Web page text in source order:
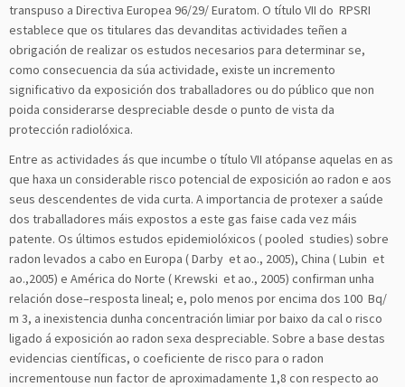
transpuso a Directiva Europea 96/29/ Euratom. O título VII do RPSRI
establece que os titulares das devanditas actividades teñen a
obrigación de realizar os estudos necesarios para determinar se,
como consecuencia da súa actividade, existe un incremento
significativo da exposición dos traballadores ou do público que non
poida considerarse despreciable desde o punto de vista da
protección radiolóxica.
Entre as actividades ás que incumbe o título VII atópanse aquelas en as
que haxa un considerable risco potencial de exposición ao radon e aos
seus descendentes de vida curta. A importancia de protexer a saúde
dos traballadores máis expostos a este gas faise cada vez máis
patente. Os últimos estudos epidemiolóxicos ( pooled studies) sobre
radon levados a cabo en Europa ( Darby et ao., 2005), China ( Lubin et
ao.,2005) e América do Norte ( Krewski et ao., 2005) confirman unha
relación dose–resposta lineal; e, polo menos por encima dos 100 Bq/
m 3, a inexistencia dunha concentración limiar por baixo da cal o risco
ligado á exposición ao radon sexa despreciable. Sobre a base destas
evidencias científicas, o coeficiente de risco para o radon
incrementouse nun factor de aproximadamente 1,8 con respecto ao